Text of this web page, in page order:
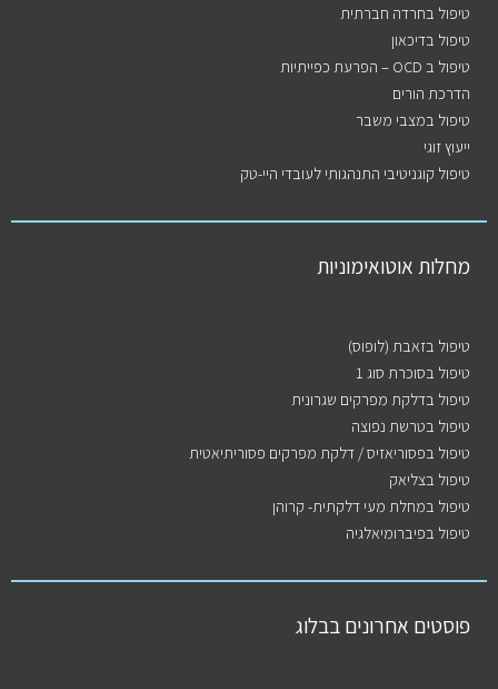
טיפול בחרדה חברתית
טיפול בדיכאון
טיפול ב OCD – הפרעת כפייתיות
הדרכת הורים
טיפול במצבי משבר
ייעוץ זוגי
טיפול קוגניטיבי התנהגותי לעובדי היי-טק
מחלות אוטואימוניות
טיפול בזאבת (לופוס)
טיפול בסוכרת סוג 1
טיפול בדלקת מפרקים שגרונית
טיפול בטרשת נפוצה
טיפול בפסוריאזיס / דלקת מפרקים פסוריתיאטית
טיפול בצליאק
טיפול במחלת מעי דלקתית- קרוהן
טיפול בפיברומיאלגיה
פוסטים אחרונים בבלוג